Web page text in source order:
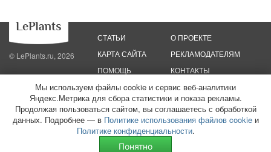
© LePlants.ru, 2026
СТАТЬИ
КАРТА САЙТА
ПОМОЩЬ
О ПРОЕКТЕ
РЕКЛАМОДАТЕЛЯМ
КОНТАКТЫ
Политика конфиденциальности
Политика использования файлов cookie
Пользовательское соглашение
Редакционные стандарты
ООО «Трафик»
ИНН 7813175200 ОГРН 1027806866724
Монетизация
Мы используем файлы cookie и сервис веб-аналитики
Яндекс.Метрика для сбора статистики и показа рекламы.
Продолжая пользоваться сайтом, вы соглашаетесь с обработкой
данных. Подробнее — в Политике использования файлов cookieи
Политике конфиденциальности.
Понятно